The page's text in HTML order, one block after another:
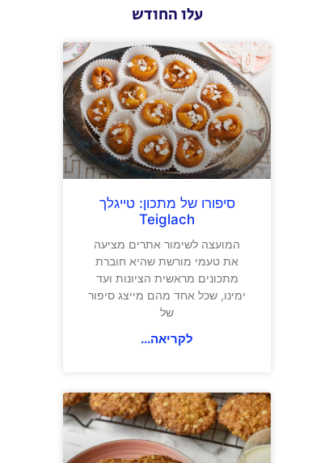
עלו החודש
סיפורו של מתכון: טייגלך
Teiglach
המועצה לשימור אתרים מציעה
את טעמי מורשת שהיא חוברת
מתכונים מראשית הציונות ועד
ימינו, שכל אחד מהם מייצג סיפור
של
לקריאה...